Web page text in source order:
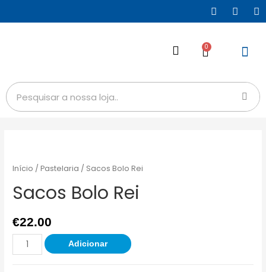
0
Início /Pastelaria / Sacos Bolo Rei
Sacos Bolo Rei
€22.00
Adicionar